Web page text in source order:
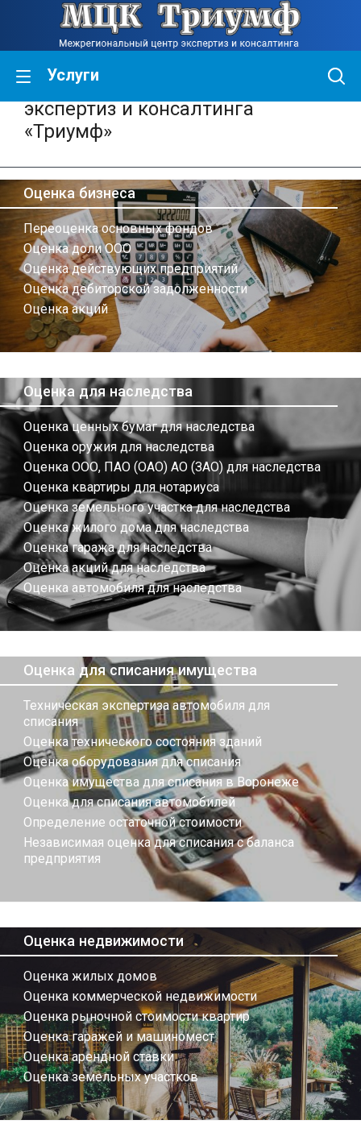
Услуги
Межрегиональный центр
экспертиз и консалтинга
«Триумф»
Оценка бизнеса
Переоценка основных фондов
Оценка доли ООО
Оценка действующих предприятий
Оценка дебиторской задолженности
Оценка акций
Оценка для наследства
Оценка ценных бумаг для наследства
Оценка оружия для наследства
Оценка ООО, ПАО (ОАО) АО (ЗАО) для наследства
Оценка квартиры для нотариуса
Оценка земельного участка для наследства
Оценка жилого дома для наследства
Оценка гаража для наследства
Оценка акций для наследства
Оценка автомобиля для наследства
Оценка для списания имущества
Техническая экспертиза автомобиля для
списания
Оценка технического состояния зданий
Оценка оборудования для списания
Оценка имущества для списания в Воронеже
Оценка для списания автомобилей
Определение остаточной стоимости
Независимая оценка для списания с баланса
предприятия
Оценка недвижимости
Оценка жилых домов
Оценка коммерческой недвижимости
Оценка рыночной стоимости квартир
Оценка гаражей и машиномест
Оценка арендной ставки
Оценка земельных участков